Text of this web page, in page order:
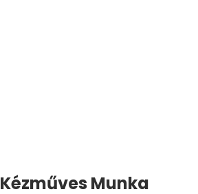
Kézműves Munka